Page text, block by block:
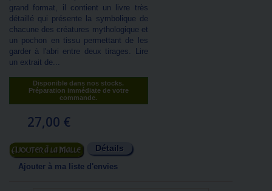
grand format, il contient un livre très
détaillé qui présente la symbolique de
chacune des créatures mythologique et
un pochon en tissu permettant de les
garder à l'abri entre deux tirages. Lire
un extrait de...
Disponible dans nos stocks.
Préparation immédiate de votre
commande.
27,00 €
Ajouter au panier Détails
Ajouter à ma liste d'envies